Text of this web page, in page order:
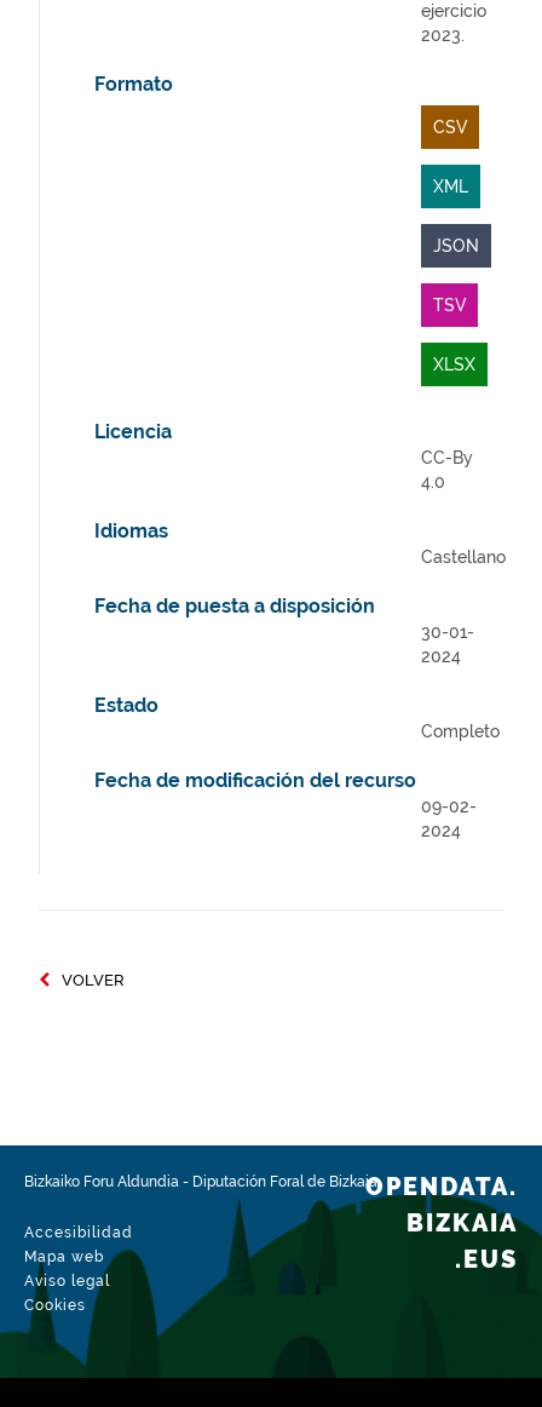
ejercicio
2023.
Formato
CSV
XML
JSON
TSV
XLSX
Licencia
CC-By
4.0
Idiomas
Castellano
Fecha de puesta a disposición
30-01-
2024
Estado
Completo
Fecha de modificación del recurso
09-02-
2024
VOLVER
Bizkaiko Foru Aldundia - Diputación Foral de Bizkaia
Accesibilidad
Mapa web
Aviso legal
Cookies
OPENDATA.
BIZKAIA
.EUS